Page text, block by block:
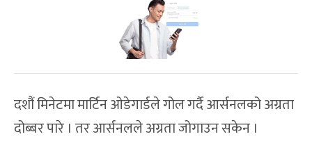
दशौं मिनेटमा मार्टिन ओडेगार्डले गोल गर्दै आर्सनलको अग्रता
दोब्बर पारे । तर आर्सनलले अग्रता जोगाउन सकेन ।